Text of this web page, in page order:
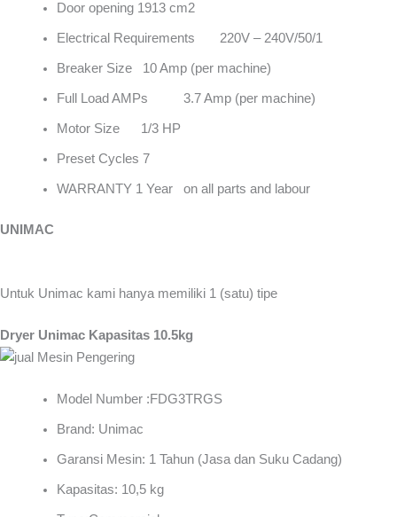
Door opening 1913 cm2
Electrical Requirements 220V – 240V/50/1
Breaker Size 10 Amp (per machine)
Full Load AMPs 3.7 Amp (per machine)
Motor Size 1/3 HP
Preset Cycles 7
WARRANTY 1 Year on all parts and labour
UNIMAC
Untuk Unimac kami hanya memiliki 1 (satu) tipe
Dryer Unimac Kapasitas 10.5kg
Model Number :FDG3TRGS
Brand: Unimac
Garansi Mesin: 1 Tahun (Jasa dan Suku Cadang)
Kapasitas: 10,5 kg